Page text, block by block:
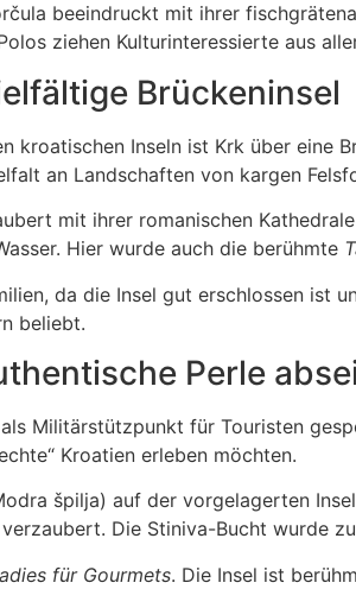
beeindruckt mit ihrer
ziehen Kulturinteressierte aus
Brückeninsel
kroatischen Inseln ist Krk über eine
an Landschaften von kargen
mit ihrer romanischen
Hier wurde auch die berühmte
da die Insel gut erschlossen ist
beliebt.
Perle
Militärstützpunkt für Touristen
Kroatien erleben möchten.
špilja) auf der vorgelagerten
verzaubert. Die Stiniva-Bucht wurde
für Gourmets. Die Insel ist